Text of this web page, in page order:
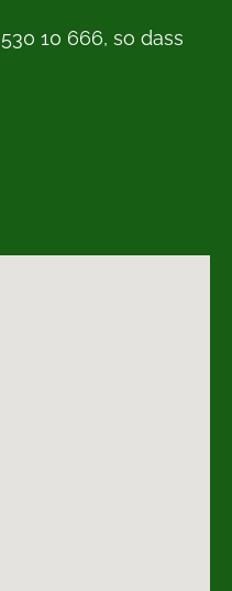
10 666, so dass